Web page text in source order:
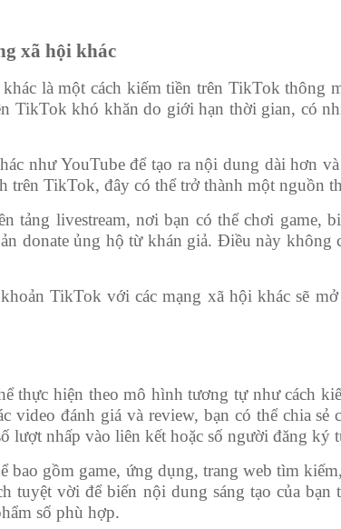
xã hội khác
là một cách kiếm tiền trên TikTok thông
TikTok khó khăn do giới hạn thời gian, có
như YouTube để tạo ra nội dung dài hơn
trên TikTok, đây có thể trở thành một nguồn
tảng livestream, nơi bạn có thể chơi game,
donate ủng hộ từ khán giả. Điều này không
TikTok với các mạng xã hội khác sẽ
thực hiện theo mô hình tương tự như cách
đánh giá và review, bạn có thể chia sẻ
lượt nhấp vào liên kết hoặc số người đăng ký
bao gồm game, ứng dụng, trang web tìm
tuyệt vời để biến nội dung sáng tạo của
số phù hợp.